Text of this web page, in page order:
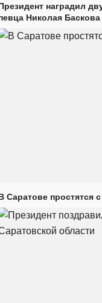
наградил
Николая Баскова
Саратове простятся